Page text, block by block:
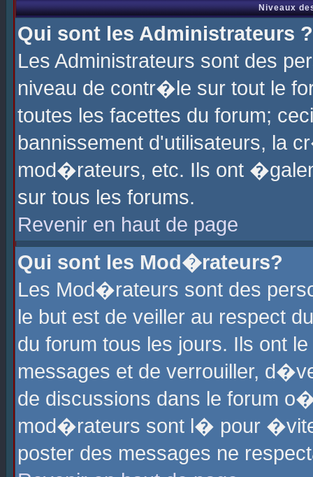
Niveaux
Qui sont les Administrateurs ?
Les Administrateurs sont des
niveau de contr�le sur tout le
toutes les facettes du forum;
bannissement d'utilisateurs, la
mod�rateurs, etc. Ils ont
sur tous les forums.
Revenir en haut de page
Qui sont les Mod�rateurs?
Les Mod�rateurs sont des
le but est de veiller au respect
du forum tous les jours. Ils ont
messages et de verrouiller,
de discussions dans le forum
mod�rateurs sont l� pour
poster des messages ne